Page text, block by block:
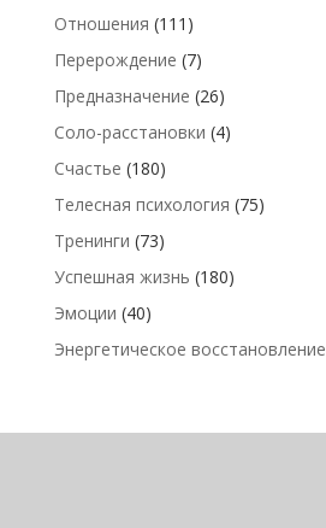
Отношения (111)
Перерождение (7)
Предназначение (26)
Соло-расстановки (4)
Счастье (180)
Телесная психология (75)
Тренинги (73)
Успешная жизнь (180)
Эмоции (40)
Энергетическое восстановление